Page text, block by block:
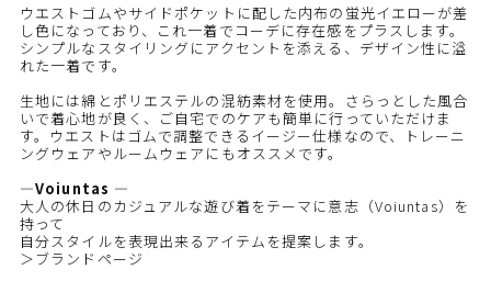
ウエストゴムやサイドポケットに配した内布の蛍光イエローが差
し色になっており、これ一着でコーデに存在感をプラスします。
シンプルなスタイリングにアクセントを添える、デザイン性に溢
れた一着です。
生地には綿とポリエステルの混紡素材を使用。さらっとした風合
いで着心地が良く、ご自宅でのケアも簡単に行っていただけま
す。ウエストはゴムで調整できるイージー仕様なので、トレーニ
ングウェアやルームウェアにもオススメです。
―Voiuntas ―
大人の休日のカジュアルな遊び着をテーマに意志（Voiuntas）を
持って
自分スタイルを表現出来るアイテムを提案します。
＞ブランドページ